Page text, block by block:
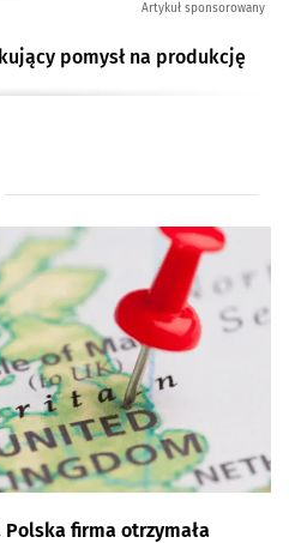
Artykuł sponsorowany
pomysł na produkcję
roku? Znamy jego
w programie Mój
wiatrowa się opłaca?
z własną turbiną wiatrową
firma otrzymała